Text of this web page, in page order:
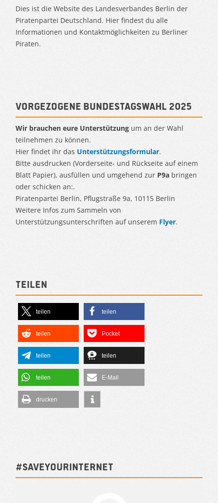
Dies ist die Website des Landesverbandes Berlin der
Piratenpartei Deutschland. Hier findest du alle
Informationen und Kontaktmöglichkeiten zu Berliner
Piraten.
Vorgezogene Bundestagswahl 2025
Wir brauchen eure Unterstützung um an der Wahl
teilnehmen zu können.
Hier findet ihr das Unterstützungsformular.
Bitte ausdrucken (Vorderseite- und Rückseite auf einem
Blatt Papier), ausfüllen und umgehend zur P9a bringen
oder schicken an:.
Piratenpartei Berlin, Pflugstraße 9a, 10115 Berlin
Weitere Infos zum Sammeln von
Unterstützungsunterschriften auf unserem Flyer.
Teilen
teilen teilen
teilen Pocket
teilen teilen
teilen E-Mail
drucken
#SAVEYOURINTERNET